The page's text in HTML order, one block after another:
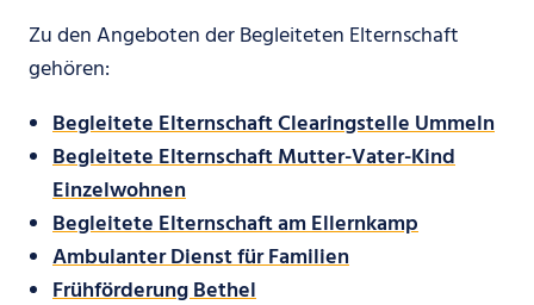
Zu den Angeboten der Begleiteten Elternschaft
gehören:
Begleitete Elternschaft Clearingstelle Ummeln
Begleitete Elternschaft Mutter-Vater-Kind
Einzelwohnen
Begleitete Elternschaft am Ellernkamp
Ambulanter Dienst für Familien
Frühförderung Bethel